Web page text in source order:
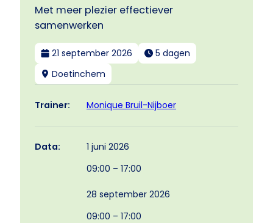
Met meer plezier effectiever
samenwerken
21 september 2026
5 dagen
Doetinchem
Trainer: Monique Bruil-Nijboer
Data:
1 juni 2026
09:00 – 17:00
28 september 2026
09:00 – 17:00